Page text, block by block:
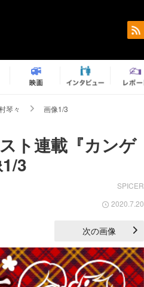
琴々 画像1/3
ト連載『カンゲ
3
SPICER
2020.7.20
次の画像